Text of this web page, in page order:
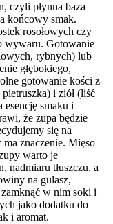
czyli płynna baza
końcowy smak.
rosołowych czy
wywaru. Gotowanie
rybnych) lub
głębokiego,
gotowanie kości z
i ziół (liść
smaku i
że zupa będzie
się na
znaczenie. Mięso
warto je
nadmiaru tłuszczu, a
na gulasz,
w nim soki i
jako dodatku do
i aromat.